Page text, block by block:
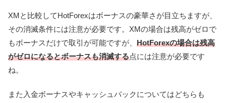
XMと比較してHotForexはボーナスの豪華さが目立ちますが、
その消滅条件には注意が必要です。XMの場合は残高がゼロで
もボーナスだけで取引が可能ですが、 HotForexの場合は残高
がゼロになるとボーナスも消滅する点には注意が必要です
ね。
また入金ボーナスやキャッシュバックについてはどちらも